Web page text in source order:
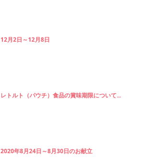
12月2日～12月8日
レトルト（パウチ）食品の賞味期限について...
2020年8月24日～8月30日のお献立